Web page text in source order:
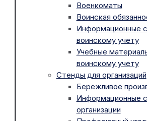
Военкоматы
Воинская
Информационные
воинскому учету
Учебные
воинскому учету
Стенды для организаций
Бережливое
Информационные
организации